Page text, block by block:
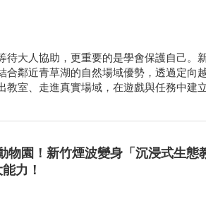
待大人協助，更重要的是學會保護自己。
合鄰近青草湖的自然場域優勢，透過定向
教室、走進真實場域，在遊戲與任務中建
物園！新竹煙波變身「沉浸式生態
力！